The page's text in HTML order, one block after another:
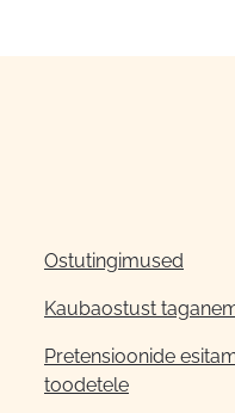
Ostutingimused
Kaubaostust
Pretensioonide
toodetele